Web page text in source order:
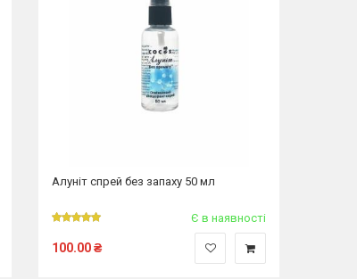
Алуніт спрей без запаху 50 мл
Є в наявності
100.00₴